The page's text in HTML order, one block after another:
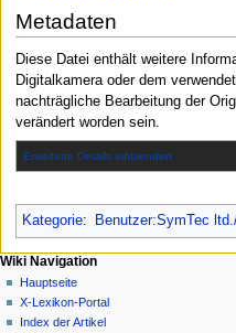
Metadaten
Diese Datei enthält weitere
Digitalkamera oder dem
nachträgliche Bearbeitung der
verändert worden sein.
Erweiterte Details einblenden
Kategorie: Benutzer:SymTec
N
a
v
Seitenaktionen
Datei
Diskussion
Lesen
Meine Werkzeuge
Anmelden
Wiki Navigation
Hauptseite
X-Lexikon-Portal
Index der Artikel